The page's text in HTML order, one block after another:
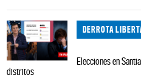
DERROTA
Elecciones en
distritos